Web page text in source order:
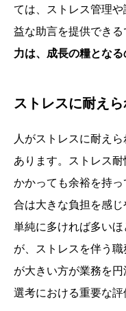
ては、ストレス管理
益な助言を提供できる
力は、成長の糧となる
ストレスに耐え
人がストレスに耐え
あります。ストレス
かかっても余裕を持
合は大きな負担を感じ
単純に多ければ多い
が、ストレスを伴う
が大きい方が業務を
選考における重要な評